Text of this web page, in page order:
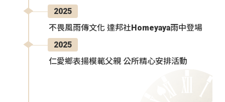
2025
不畏風雨傳文化 達邦社Homeyaya雨中登場
2025
仁愛鄉表揚模範父親 公所精心安排活動